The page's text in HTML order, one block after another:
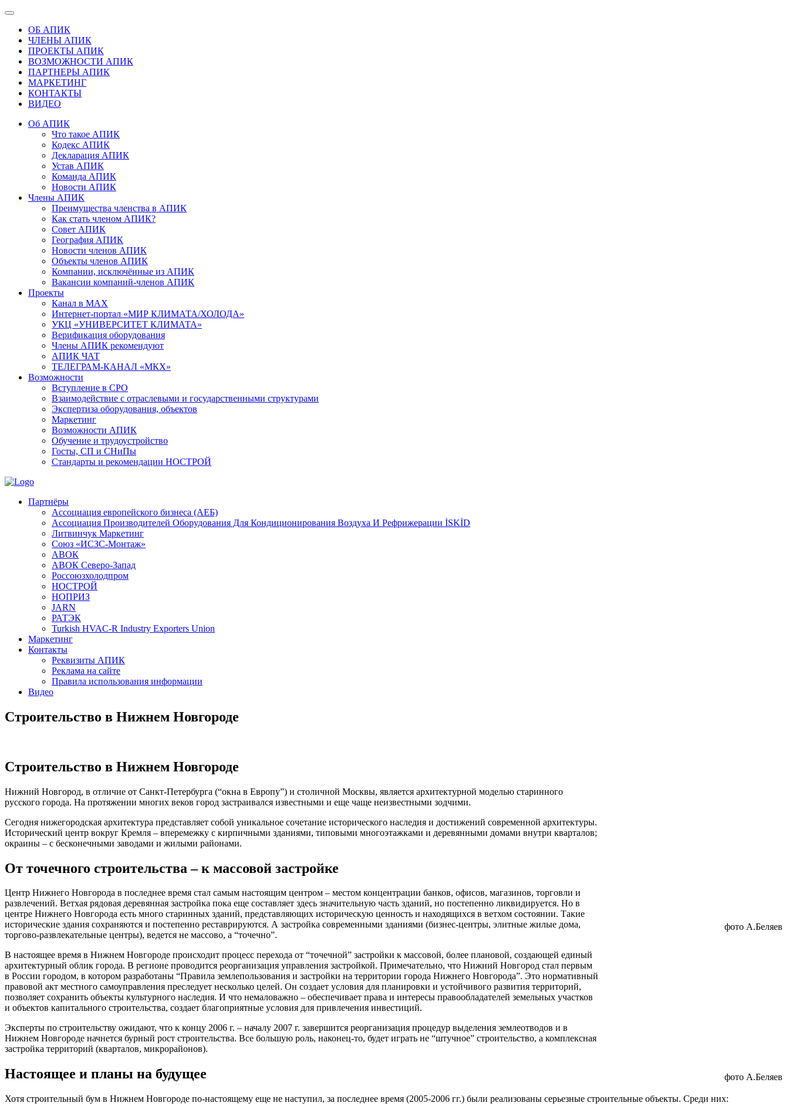
ОБ АПИК
ЧЛЕНЫ АПИК
ПРОЕКТЫ АПИК
ВОЗМОЖНОСТИ АПИК
ПАРТНЕРЫ АПИК
МАРКЕТИНГ
КОНТАКТЫ
ВИДЕО
Об АПИК
Что такое АПИК
Кодекс АПИК
Декларация АПИК
Устав АПИК
Команда АПИК
Новости АПИК
Члены АПИК
Преимущества членства в АПИК
Как стать членом АПИК?
Совет АПИК
География АПИК
Новости членов АПИК
Объекты членов АПИК
Компании, исключённые из АПИК
Вакансии компаний-членов АПИК
Проекты
Канал в MAX
Интернет-портал «МИР КЛИМАТА/ХОЛОДА»
УКЦ «УНИВЕРСИТЕТ КЛИМАТА»
Верификация оборудования
Члены АПИК рекомендуют
АПИК ЧАТ
ТЕЛЕГРАМ-КАНАЛ «МКХ»
Возможности
Вступление в СРО
Взаимодействие с отраслевыми и государственными структурами
Экспертиза оборудования, объектов
Маркетинг
Возможности АПИК
Обучение и трудоустройство
Госты, СП и СНиПы
Стандарты и рекомендации НОСТРОЙ
Партнёры
Ассоциация европейского бизнеса (АЕБ)
Aссоциация Производителей Оборудования Для Кондиционирования Воздуха И Рефрижерации İSKİD
Литвинчук Маркетинг
Союз «ИСЗС-Монтаж»
АВОК
АВОК Северо-Запад
Россоюзхолодпром
НОСТРОЙ
НОПРИЗ
JARN
РАТЭК
Turkish HVAC-R Industry Exporters Union
Маркетинг
Контакты
Реквизиты АПИК
Реклама на сайте
Правила использования информации
Видео
Строительство в Нижнем Новгороде
Строительство в Нижнем Новгороде
фото А.Беляев
Нижний Новгород, в отличие от Санкт-Петербурга (“окна в Европу”) и столичной Москвы, является архитектурной моделью старинного
русского города. На протяжении многих веков город застраивался известными и еще чаще неизвестными зодчими.
Сегодня нижегородская архитектура представляет собой уникальное сочетание исторического наследия и достижений современной архитектуры.
Исторический центр вокруг Кремля – вперемежку с кирпичными зданиями, типовыми многоэтажками и деревянными домами внутри кварталов;
окраины – с бесконечными заводами и жилыми районами.
От точечного строительства – к массовой застройке
Центр Нижнего Новгорода в последнее время стал самым настоящим центром – местом концентрации банков, офисов, магазинов, торговли и
развлечений. Ветхая рядовая деревянная застройка пока еще составляет здесь значительную часть зданий, но постепенно ликвидируется. Но в
центре Нижнего Новгорода есть много старинных зданий, представляющих историческую ценность и находящихся в ветхом состоянии. Такие
исторические здания сохраняются и постепенно реставрируются. А застройка современными зданиями (бизнес-центры, элитные жилые дома,
торгово-развлекательные центры), ведется не массово, а “точечно”.
фото А.Беляев
В настоящее время в Нижнем Новгороде происходит процесс перехода от “точечной” застройки к массовой, более плановой, создающей единый
архитектурный облик города. В регионе проводится реорганизация управления застройкой. Примечательно, что Нижний Новгород стал первым
в России городом, в котором разработаны “Правила землепользования и застройки на территории города Нижнего Новгорода”. Это нормативный
правовой акт местного самоуправления преследует несколько целей. Он создает условия для планировки и устойчивого развития территорий,
позволяет сохранить объекты культурного наследия. И что немаловажно – обеспечивает права и интересы правообладателей земельных участков
и объектов капитального строительства, создает благоприятные условия для привлечения инвестиций.
Эксперты по строительству ожидают, что к концу 2006 г. – началу 2007 г. завершится реорганизация процедур выделения землеотводов и в
Нижнем Новгороде начнется бурный рост строительства. Все большую роль, наконец-то, будет играть не “штучное” строительство, а комплексная
застройка территорий (кварталов, микрорайонов).
Настоящее и планы на будущее
Хотя строительный бум в Нижнем Новгороде по-настоящему еще не наступил, за последнее время (2005-2006 гг.) были реализованы серьезные строительные объекты. Среди них: